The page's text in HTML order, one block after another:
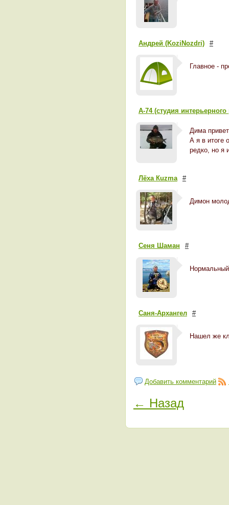
Андрей (KoziNozdri) #
Главное -
А-74 (студия интерьерного
Дима
А я в итоге
редко, но я
Лёха Кuzma #
Димон
Сеня Шаман #
Саня-Архангел #
Нашел же
Добавить комментарий
← Назад